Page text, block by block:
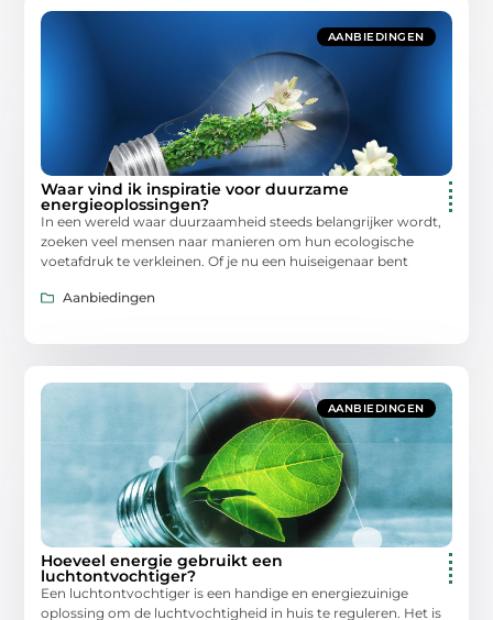
AANBIEDINGEN
Waar vind ik inspiratie voor duurzame
energieoplossingen?
In een wereld waar duurzaamheid steeds belangrijker wordt,
zoeken veel mensen naar manieren om hun ecologische
voetafdruk te verkleinen. Of je nu een huiseigenaar bent
Aanbiedingen
AANBIEDINGEN
Hoeveel energie gebruikt een
luchtontvochtiger?
Een luchtontvochtiger is een handige en energiezuinige
oplossing om de luchtvochtigheid in huis te reguleren. Het is